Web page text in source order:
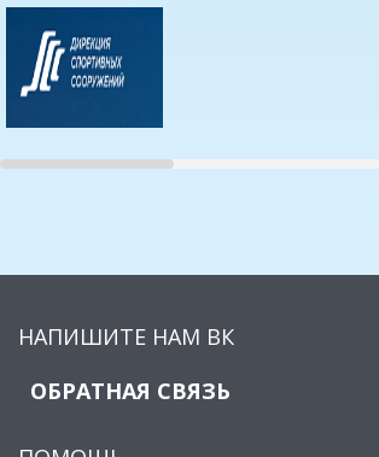
НАПИШИТЕ НАМ ВК
ОБРАТНАЯ СВЯЗЬ